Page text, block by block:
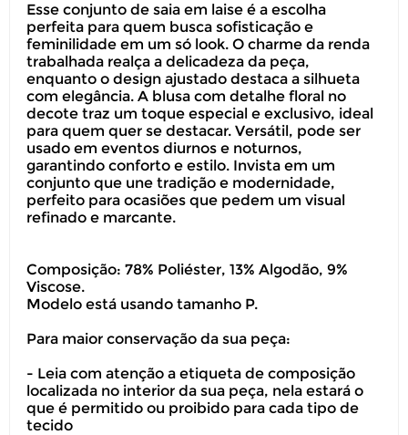
Esse conjunto de saia em laise é a escolha
perfeita para quem busca sofisticação e
feminilidade em um só look. O charme da renda
trabalhada realça a delicadeza da peça,
enquanto o design ajustado destaca a silhueta
com elegância. A blusa com detalhe floral no
decote traz um toque especial e exclusivo, ideal
para quem quer se destacar. Versátil, pode ser
usado em eventos diurnos e noturnos,
garantindo conforto e estilo. Invista em um
conjunto que une tradição e modernidade,
perfeito para ocasiões que pedem um visual
refinado e marcante.
Composição: 78% Poliéster, 13% Algodão, 9%
Viscose.
Modelo está usando tamanho P.
Para maior conservação da sua peça:
- Leia com atenção a etiqueta de composição
localizada no interior da sua peça, nela estará o
que é permitido ou proibido para cada tipo de
tecido